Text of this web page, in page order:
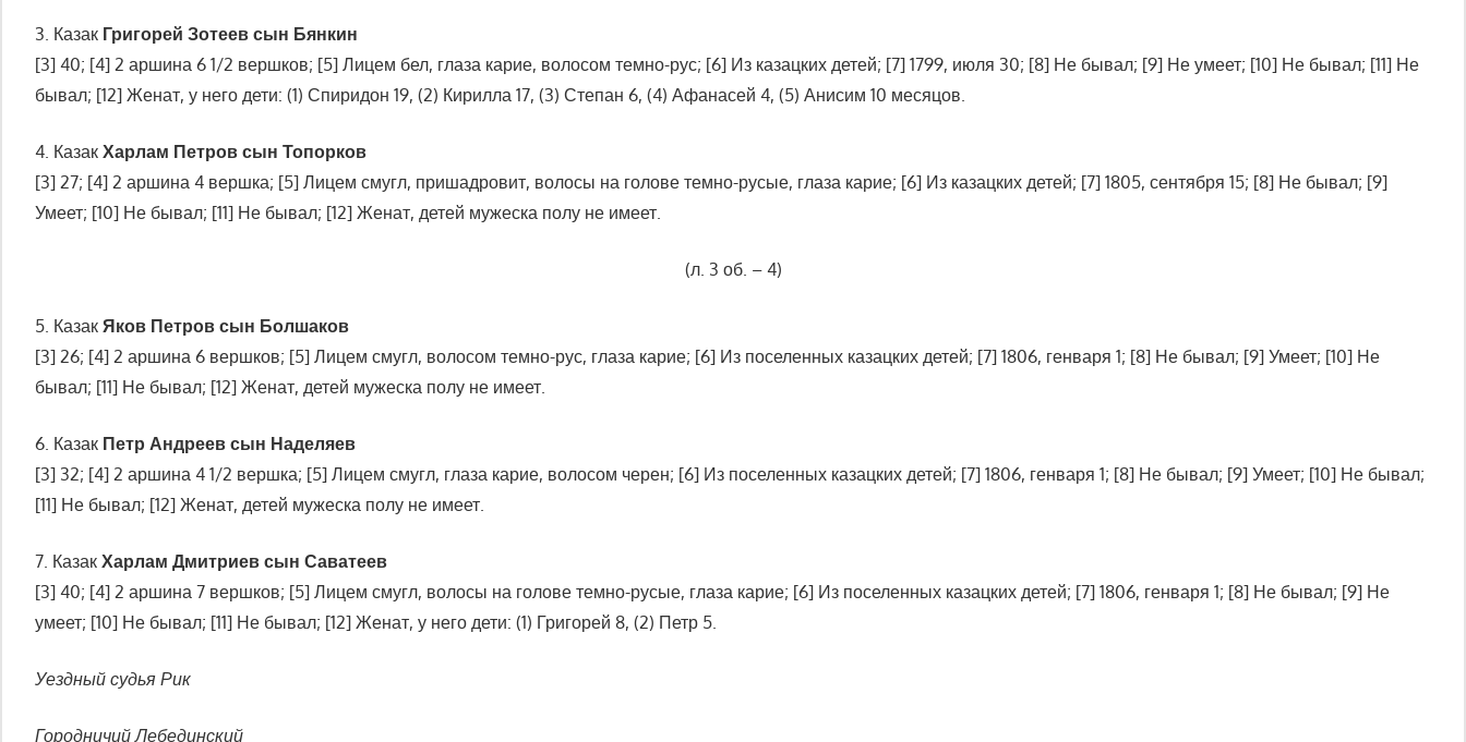
3. Казак Григорей Зотеев сын Бянкин
[3] 40; [4] 2 аршина 6 1/2 вершков; [5] Лицем бел, глаза карие, волосом темно-рус; [6] Из казацких детей; [7] 1799, июля 30; [8] Не бывал; [9] Не умеет; [10] Не бывал; [11] Не
бывал; [12] Женат, у него дети: (1) Спиридон 19, (2) Кирилла 17, (3) Степан 6, (4) Афанасей 4, (5) Анисим 10 месяцов.
4. Казак Харлам Петров сын Топорков
[3] 27; [4] 2 аршина 4 вершка; [5] Лицем смугл, пришадровит, волосы на голове темно-русые, глаза карие; [6] Из казацких детей; [7] 1805, сентября 15; [8] Не бывал; [9]
Умеет; [10] Не бывал; [11] Не бывал; [12] Женат, детей мужеска полу не имеет.
(л. 3 об. – 4)
5. Казак Яков Петров сын Болшаков
[3] 26; [4] 2 аршина 6 вершков; [5] Лицем смугл, волосом темно-рус, глаза карие; [6] Из поселенных казацких детей; [7] 1806, генваря 1; [8] Не бывал; [9] Умеет; [10] Не
бывал; [11] Не бывал; [12] Женат, детей мужеска полу не имеет.
6. Казак Петр Андреев сын Наделяев
[3] 32; [4] 2 аршина 4 1/2 вершка; [5] Лицем смугл, глаза карие, волосом черен; [6] Из поселенных казацких детей; [7] 1806, генваря 1; [8] Не бывал; [9] Умеет; [10] Не бывал;
[11] Не бывал; [12] Женат, детей мужеска полу не имеет.
7. Казак Харлам Дмитриев сын Саватеев
[3] 40; [4] 2 аршина 7 вершков; [5] Лицем смугл, волосы на голове темно-русые, глаза карие; [6] Из поселенных казацких детей; [7] 1806, генваря 1; [8] Не бывал; [9] Не
умеет; [10] Не бывал; [11] Не бывал; [12] Женат, у него дети: (1) Григорей 8, (2) Петр 5.
Уездный судья Рик
Городничий Лебединский